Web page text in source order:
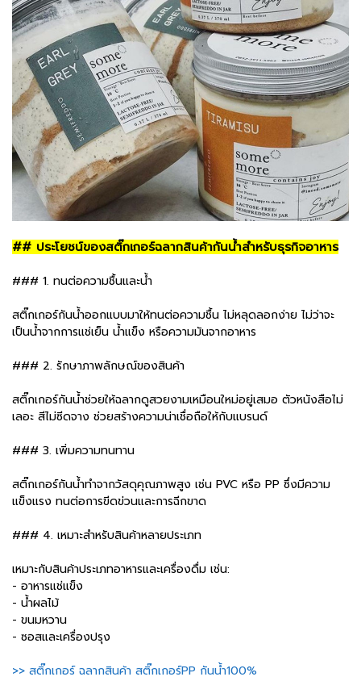
## ประโยชน์ของสติ๊กเกอร์ฉลากสินค้ากันน้ำสำหรับธุรกิจอาหาร
### 1. ทนต่อความชื้นและน้ำ
สติ๊กเกอร์กันน้ำออกแบบมาให้ทนต่อความชื้น ไม่หลุดลอกง่าย ไม่ว่าจะ
เป็นน้ำจากการแช่เย็น น้ำแข็ง หรือความมันจากอาหาร
### 2. รักษาภาพลักษณ์ของสินค้า
สติ๊กเกอร์กันน้ำช่วยให้ฉลากดูสวยงามเหมือนใหม่อยู่เสมอ ตัวหนังสือไม่
เลอะ สีไม่ซีดจาง ช่วยสร้างความน่าเชื่อถือให้กับแบรนด์
### 3. เพิ่มความทนทาน
สติ๊กเกอร์กันน้ำทำจากวัสดุคุณภาพสูง เช่น PVC หรือ PP ซึ่งมีความ
แข็งแรง ทนต่อการขีดข่วนและการฉีกขาด
### 4. เหมาะสำหรับสินค้าหลายประเภท
เหมาะกับสินค้าประเภทอาหารและเครื่องดื่ม เช่น:
- อาหารแช่แข็ง
- น้ำผลไม้
- ขนมหวาน
- ซอสและเครื่องปรุง
>> สติ๊กเกอร์ ฉลากสินค้า สติ๊กเกอร์PP กันน้ำ100%